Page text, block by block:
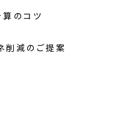
のコツ
削減のご提案